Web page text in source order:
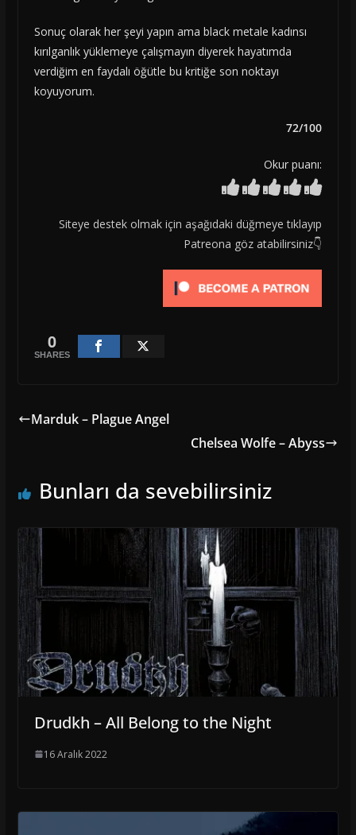
Sonuç olarak her şeyi yapın ama black metale kadınsı
kırılganlık yüklemeye çalışmayın diyerek hayatımda
verdiğim en faydalı öğütle bu kritiğe son noktayı
koyuyorum.
72/100
Okur puanı:
Siteye destek olmak için aşağıdaki düğmeye tıklayıp
Patreona göz atabilirsiniz👇
0
SHARES
Marduk – Plague Angel
Chelsea Wolfe – Abyss
Bunları da sevebilirsiniz
Drudkh – All Belong to the Night
16 Aralık 2022